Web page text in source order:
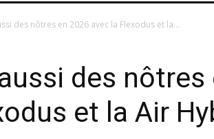
des nôtres en 2026 avec la Flexodus et la...
des nôtres
et la Air